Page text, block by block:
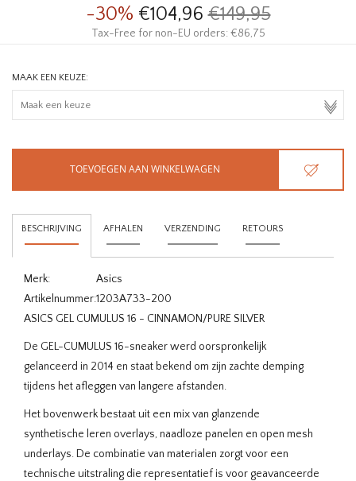
-30% €104,96€149,95
Tax-Free for non-EU orders: €86,75
MAAK EEN KEUZE:
TOEVOEGEN AAN WINKELWAGEN
BESCHRIJVING AFHALEN VERZENDING RETOURS
Merk:
Asics
Artikelnummer:1203A733-200
ASICS GEL CUMULUS 16 - CINNAMON/PURE SILVER
De GEL-CUMULUS 16-sneaker werd oorspronkelijk
gelanceerd in 2014 en staat bekend om zijn zachte demping
tijdens het afleggen van langere afstanden.
Het bovenwerk bestaat uit een mix van glanzende
synthetische leren overlays, naadloze panelen en open mesh
underlays. De combinatie van materialen zorgt voor een
technische uitstraling die representatief is voor geavanceerde